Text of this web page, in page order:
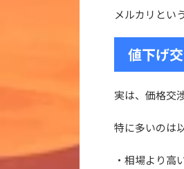
メルカリとい
値下げ
実は、価格交
特に多いのは
・相場より高